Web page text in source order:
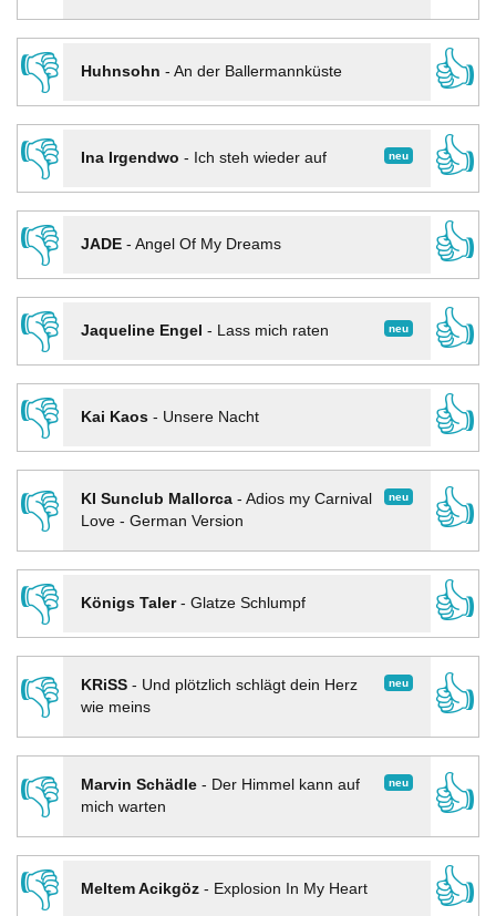
👎
Huhnsohn - An der Ballermannküste
👍
👎
neu
Ina Irgendwo - Ich steh wieder auf
👍
👎
JADE- Angel Of My Dreams
👍
👎
neu
Jaqueline Engel - Lass mich raten
👍
👎
Kai Kaos- Unsere Nacht
👍
👎
neu
KI Sunclub Mallorca- Adios my Carnival
Love - German Version
👍
👎
Königs Taler- Glatze Schlumpf
👍
👎
neu
KRiSS- Und plötzlich schlägt dein Herz
wie meins
👍
👎 neu
Marvin Schädle- Der Himmel kann auf
mich warten
👍
👎
Meltem Acikgöz- Explosion In My Heart
👍